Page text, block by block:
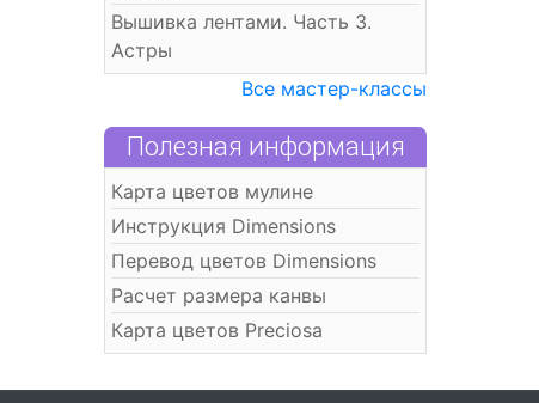
Вышивка лентами. Часть 3.
Астры
Все мастер-классы
Полезная информация
Карта цветов мулине
Инструкция Dimensions
Перевод цветов Dimensions
Расчет размера канвы
Карта цветов Preciosa